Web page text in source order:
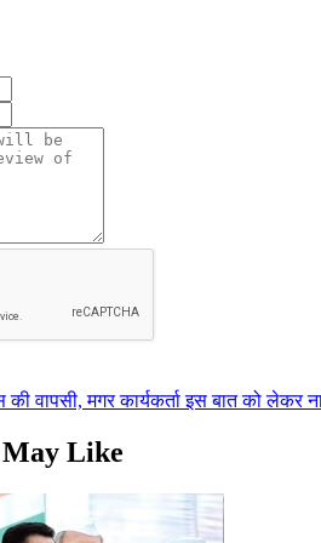
वापसी, मगर कार्यकर्ता इस बात को लेकर
May Like